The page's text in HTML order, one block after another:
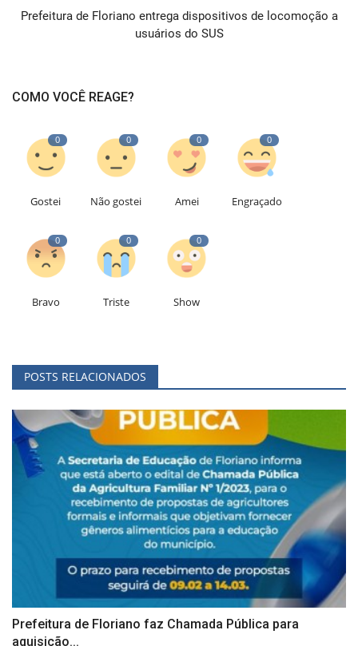
Prefeitura de Floriano entrega dispositivos de locomoção a
usuários do SUS
COMO VOCÊ REAGE?
0
Gostei
0
Não gostei
0
Amei
0
Engraçado
0
Bravo
0
Triste
0
Show
POSTS RELACIONADOS
Prefeitura de Floriano faz Chamada Pública para
aquisição...